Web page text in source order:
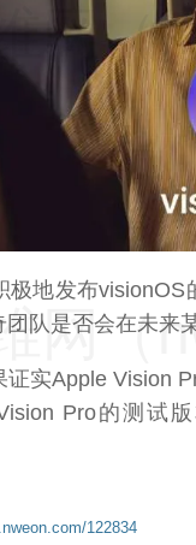
极地发布
队是否会在未来
实Apple Vision
Pro的测试
网（
网（
122834